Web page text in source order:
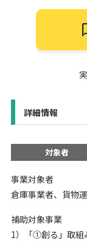
詳細情報
対象者
事業対象者
倉庫事業者、貨物
補助対象事業
1）「①創る」取組